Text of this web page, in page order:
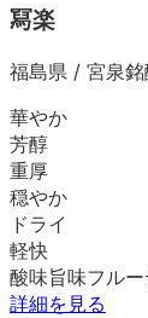
冩楽
福島県 / 宮泉銘
華やか
芳醇
重厚
穏やか
ドライ
軽快
酸味旨味フルー
詳細を見る